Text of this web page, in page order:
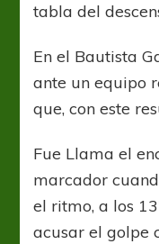
tabla del
En el Bautista
ante un equipo
que, con este
Fue Llama el
marcador
el ritmo, a los
acusar el golpe